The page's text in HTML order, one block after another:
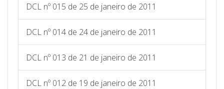
DCL nº 015 de 25 de janeiro de 2011
DCL nº 014 de 24 de janeiro de 2011
DCL nº 013 de 21 de janeiro de 2011
DCL nº 012 de 19 de janeiro de 2011